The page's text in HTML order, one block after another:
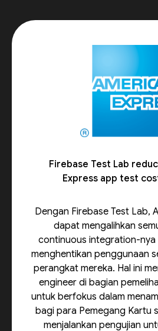
Firebase Test Lab
Express app test
Dengan Firebase Test Lab,
dapat mengalihkan
continuous integration-nya
menghentikan penggunaan
perangkat mereka. Hal ini
engineer di bagian
untuk berfokus dalam
bagi para Pemegang Kartu
menjalankan pengujian